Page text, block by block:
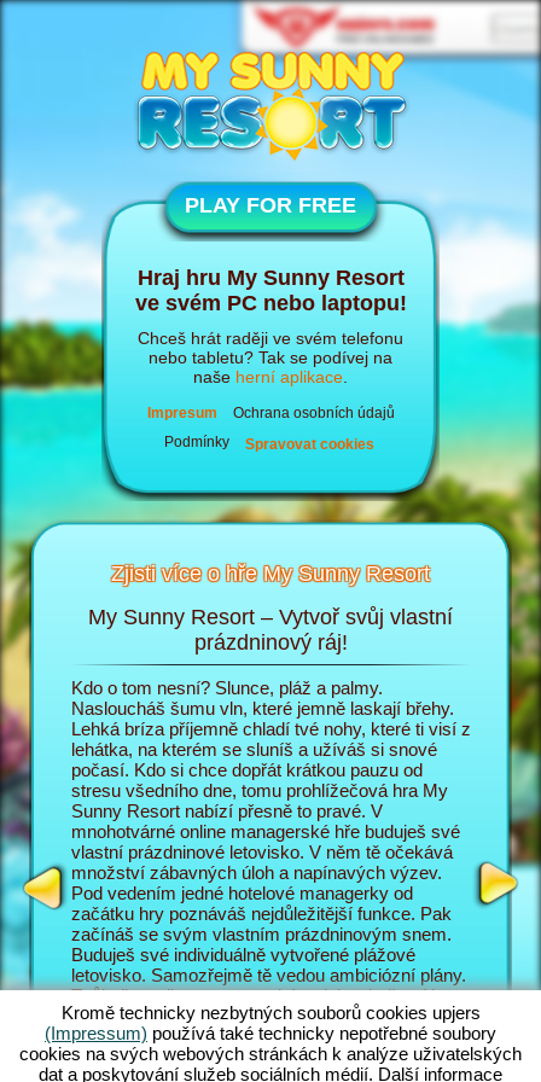
PLAY FOR FREE
Hraj hru My Sunny Resort
ve svém PC nebo laptopu!
Chceš hrát raději ve svém telefonu
nebo tabletu? Tak se podívej na
naše herní aplikace
Impresum
Ochrana osobních údajů
Podmínky
Spravovat cookies
Zjisti více o hře My Sunny Resort
My Sunny Resort – Vytvoř svůj vlastní
prázdninový ráj!
Kdo o tom nesní? Slunce, pláž a palmy.
Nasloucháš šumu vln, které jemně laskají břehy.
Lehká bríza příjemně chladí tvé nohy, které ti visí z
lehátka, na kterém se sluníš a užíváš si snové
počasí. Kdo si chce dopřát krátkou pauzu od
stresu všedního dne, tomu prohlížečová hra My
Sunny Resort nabízí přesně to pravé. V
mnohotvárné online managerské hře buduješ své
vlastní prázdninové letovisko. V něm tě očekává
množství zábavných úloh a napínavých výzev.
Pod vedením jedné hotelové managerky od
začátku hry poznáváš nejdůležitější funkce. Pak
začínáš se svým vlastním prázdninovým snem.
Buduješ své individuálně vytvořené plážové
letovisko. Samozřejmě tě vedou ambiciózní plány.
Tvůj cíl v online managerském dobrodružství je co
nejlépe obsloužit tvé hosty a vybudovat ze svého
letoviska světoznámé 5 hvězdičkové zařízení. K
tomu máš pochopitelně k dispozici nesčetné
funkce a možnosti. Čím dál se v této plážové hře
V
do role
hosty
Sunny
jsou
také s
vyplácí
pozadí
úlohy,
Skvělé
Jak své
Kromě technicky nezbytných souborů cookies upjers
(Impressum) používá také technicky nepotřebné soubory
cookies na svých webových stránkách k analýze uživatelských
dat a poskytování služeb sociálních médií. Další informace